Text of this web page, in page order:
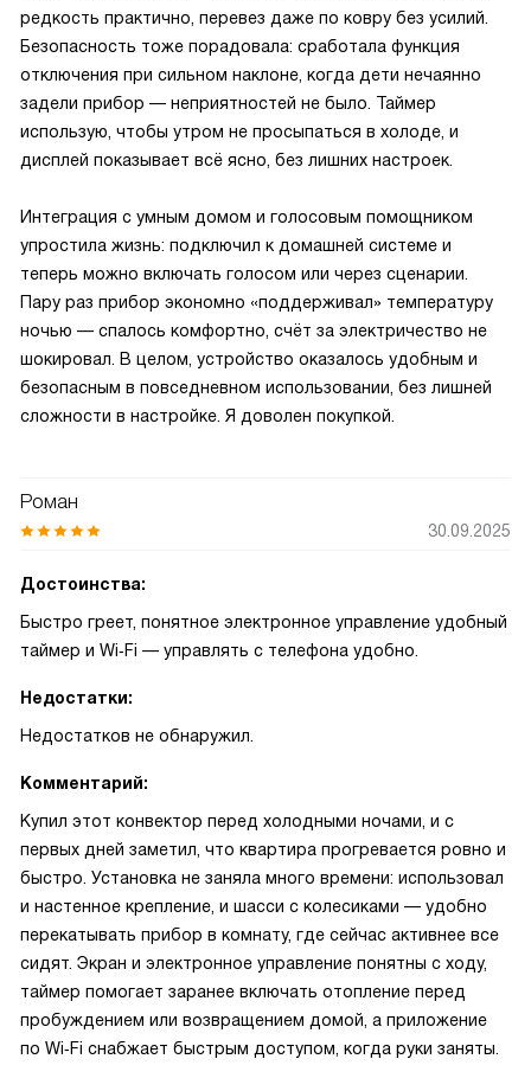
редкость практично, перевез даже по ковру без усилий.
Безопасность тоже порадовала: сработала функция
отключения при сильном наклоне, когда дети нечаянно
задели прибор — неприятностей не было. Таймер
использую, чтобы утром не просыпаться в холоде, и
дисплей показывает всё ясно, без лишних настроек.
Интеграция с умным домом и голосовым помощником
упростила жизнь: подключил к домашней системе и
теперь можно включать голосом или через сценарии.
Пару раз прибор экономно «поддерживал» температуру
ночью — спалось комфортно, счёт за электричество не
шокировал. В целом, устройство оказалось удобным и
безопасным в повседневном использовании, без лишней
сложности в настройке. Я доволен покупкой.
Роман
30.09.2025
Достоинства:
Быстро греет, понятное электронное управление удобный
таймер и Wi‑Fi — управлять с телефона удобно.
Недостатки:
Недостатков не обнаружил.
Комментарий:
Купил этот конвектор перед холодными ночами, и с
первых дней заметил, что квартира прогревается ровно и
быстро. Установка не заняла много времени: использовал
и настенное крепление, и шасси с колесиками — удобно
перекатывать прибор в комнату, где сейчас активнее все
сидят. Экран и электронное управление понятны с ходу,
таймер помогает заранее включать отопление перед
пробуждением или возвращением домой, а приложение
по Wi‑Fi снабжает быстрым доступом, когда руки заняты.